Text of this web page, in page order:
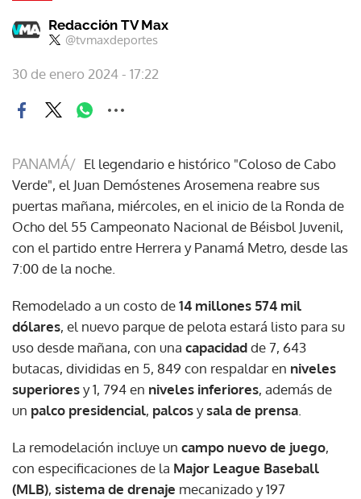
Redacción TV Max
@tvmaxdeportes
30 de enero 2024 - 17:22
PANAMÁ/ El legendario e histórico "Coloso de Cabo
Verde", el Juan Demóstenes Arosemena reabre sus
puertas mañana, miércoles, en el inicio de la Ronda de
Ocho del 55 Campeonato Nacional de Béisbol Juvenil,
con el partido entre Herrera y Panamá Metro, desde las
7:00 de la noche.
Remodelado a un costo de14 millones 574 mil
dólares, el nuevo parque de pelota estará listo para su
uso desde mañana, con una capacidadde 7, 643
butacas, divididas en 5, 849 con respaldar en niveles
superioresy 1, 794 en niveles inferiores, además de
un palco presidencial, palcosysala de prensa
La remodelación incluye un campo nuevo de juego,
con especificaciones de la Major League Baseball
(MLB), sistema de drenaje mecanizado y 197